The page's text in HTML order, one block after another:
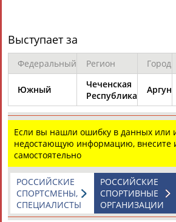
Каримжан
АБДРАХМАНОВ
Аделя
АБДРАХМАНОВА
Андрей
Рамазан
АБДУЛАЕВ
Тагир
АБДУЛАЕВ
Камиль
Камалудин
АБДУЛДАУДОВ
Абдула
АБДУЛЖАЛИЛОВ
Магомед
Выступает за
Федеральный Регион Город
Южный
Чеченская
Республика
Аргун
Если вы нашли ошибку в данных или
недостающую информацию, внесите
самостоятельно
РОССИЙСКИЕ
СПОРТИВНЫЕ
ОРГАНИЗАЦИИ
РОССИЙСКИЕ
СПОРТСМЕНЫ,
СПЕЦИАЛИСТЫ